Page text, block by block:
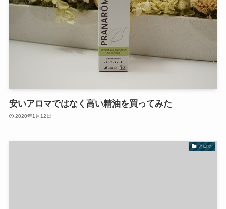
安いアロマではなく高い精油を買ってみた
2020年1月12日
アロマ